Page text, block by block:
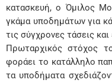
κατασκευή, ο Όμιλος
γκάμα υποδημάτων για
τις σύγχρονες τάσεις
Πρωταρχικός στόχος
φοράει το κατάλληλο
τα υποδήματα